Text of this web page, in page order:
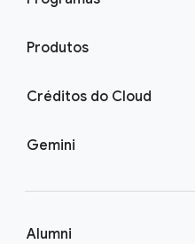
Produtos
Créditos do Cloud
Gemini
Alumni